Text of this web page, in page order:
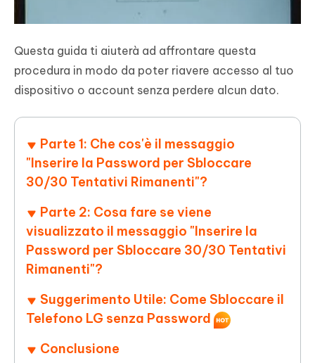
Questa guida ti aiuterà ad affrontare questa
procedura in modo da poter riavere accesso al tuo
dispositivo o account senza perdere alcun dato.
Parte 1: Che cos'è il messaggio
"Inserire la Password per Sbloccare
30/30 Tentativi Rimanenti"?
Parte 2: Cosa fare se viene
visualizzato il messaggio "Inserire la
Password per Sbloccare 30/30 Tentativi
Rimanenti"?
Suggerimento Utile: Come Sbloccare il
Telefono LG senza Password
Conclusione